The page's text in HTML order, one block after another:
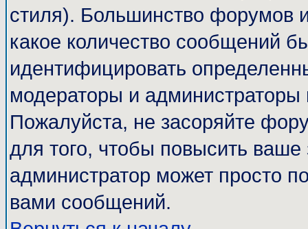
стиля). Большинство форумов
какое количество сообщений
идентифицировать
модераторы и администраторы
Пожалуйста, не засоряйте
для того, чтобы повысить
администратор может просто
вами сообщений.